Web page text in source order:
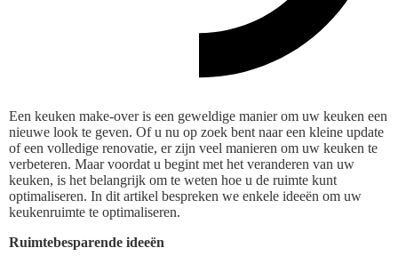
Een keuken make-over is een geweldige manier om uw keuken een
nieuwe look te geven. Of u nu op zoek bent naar een kleine update
of een volledige renovatie, er zijn veel manieren om uw keuken te
verbeteren. Maar voordat u begint met het veranderen van uw
keuken, is het belangrijk om te weten hoe u de ruimte kunt
optimaliseren. In dit artikel bespreken we enkele ideeën om uw
keukenruimte te optimaliseren.
Ruimtebesparende ideeën